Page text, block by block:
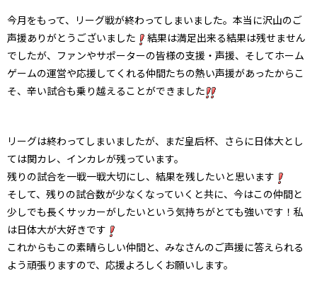
今月をもって、リーグ戦が終わってしまいました。本当に沢山のご
声援ありがとうございました
結果は満足出来る結果は残せません
でしたが、ファンやサポーターの皆様の支援・声援、そしてホーム
ゲームの運営や応援してくれる仲間たちの熱い声援があったからこ
そ、辛い試合も乗り越えることができました
リーグは終わってしまいましたが、まだ皇后杯、さらに日体大とし
ては関カレ、インカレが残っています。
残りの試合を一戦一戦大切にし、結果を残したいと思います
そして、残りの試合数が少なくなっていくと共に、今はこの仲間と
少しでも長くサッカーがしたいという気持ちがとても強いです！私
は日体大が大好きです
これからもこの素晴らしい仲間と、みなさんのご声援に答えられる
よう頑張りますので、応援よろしくお願いします。